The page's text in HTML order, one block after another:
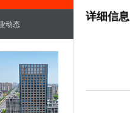
动态
详细信息